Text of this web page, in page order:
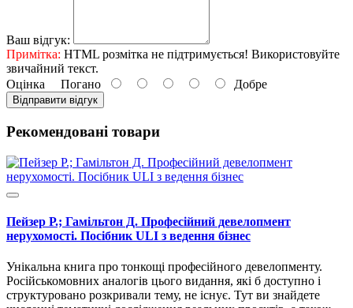
Ваш відгук:
Примітка: HTML розмітка не підтримується! Використовуйте
звичайний текст.
Оцінка Погано Добре
Відправити відгук
Рекомендовані товари
Пейзер Р.; Гамільтон Д. Професійний девелопмент
нерухомості. Посібник ULI з ведення бізнес
Унікальна книга про тонкощі професійного девелопменту.
Російськомовних аналогів цього видання, які б доступно і
структуровано розкривали тему, не існує. Тут ви знайдете